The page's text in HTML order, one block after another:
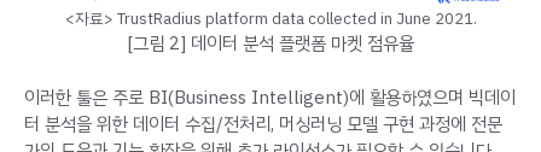
<자료> TrustRadius platform data collected in June 2021.
[그림 2] 데이터 분석 플랫폼 마켓 점유율
이러한 툴은 주로 BI(Business Intelligent)에 활용하였으며 빅데이
터 분석을 위한 데이터 수집/전처리, 머싱러닝 모델 구현 과정에 전문